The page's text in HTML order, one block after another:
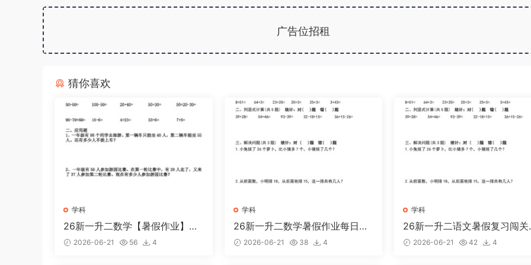
广告位招租
猜你喜欢
学科
26新一升二数学【暑假作业】全
58套计算（通用）一下
2026-06-21 56 4
学科
26新一升二数学暑假作业每日一
练30天-一下
2026-06-21 38 4
学科
26新一升二语文暑假复习闯关
日一练小纸条-一下
2026-06-21 42 4